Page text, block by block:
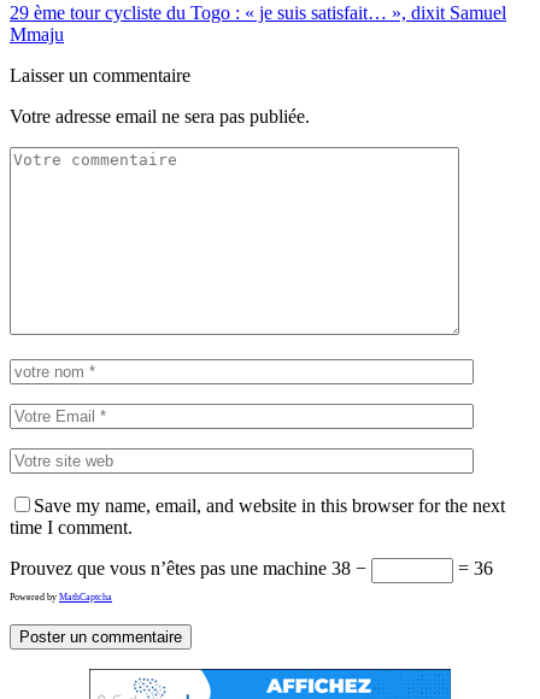
29 ème tour cycliste du Togo : « je suis satisfait… », dixit Samuel
Mmaju
Laisser un commentaire
Votre adresse email ne sera pas publiée.
Save my name, email, and website in this browser for the next
time I comment.
Prouvez que vous n’êtes pas une machine 38 − = 36
Powered by MathCaptcha